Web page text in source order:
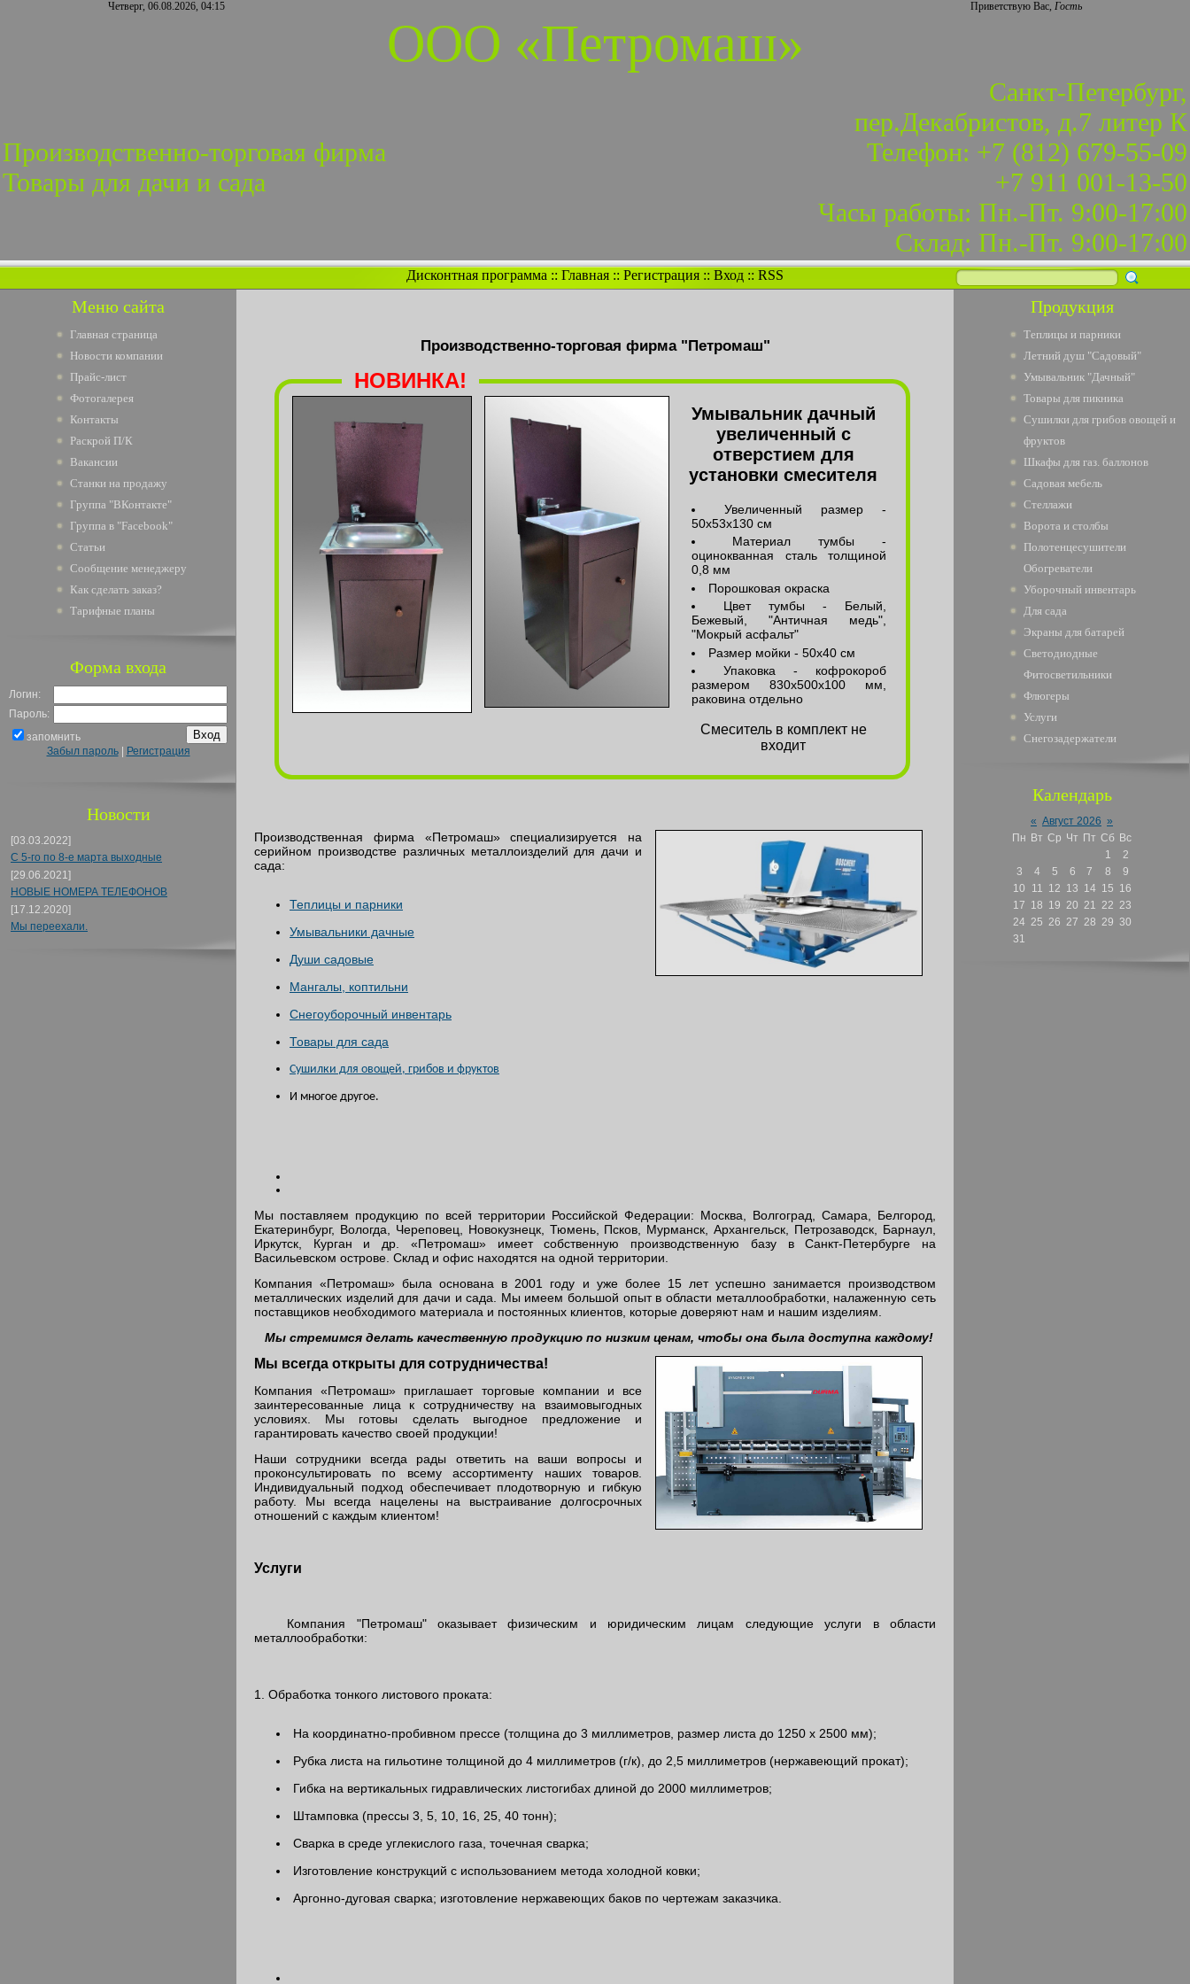
Четверг, 06.08.2026, 04:15 Приветствую Вас, Гость
ООО «Петромаш»
Производственно-торговая фирма
Товары для дачи и сада
Санкт-Петербург,
пер.Декабристов, д.7 литер К
Телефон: +7 (812) 679-55-09
+7 911 001-13-50
Часы работы: Пн.-Пт. 9:00-17:00
Склад: Пн.-Пт. 9:00-17:00
Дисконтная программа :: Главная :: Регистрация :: Вход :: RSS
Меню сайта
Главная страница
Новости компании
Прайс-лист
Фотогалерея
Контакты
Раскрой П/К
Вакансии
Станки на продажу
Группа "ВКонтакте"
Группа в "Facebook"
Статьи
Сообщение менеджеру
Как сделать заказ?
Тарифные планы
Форма входа
Логин:
Пароль:
запомнить
Забыл пароль| Регистрация
Новости
[03.03.2022]
С 5-го по 8-е марта выходные
[29.06.2021]
НОВЫЕ НОМЕРА ТЕЛЕФОНОВ
[17.12.2020]
Мы переехали.
Производственно-торговая фирма "Петромаш"
НОВИНКА!
Умывальник дачный
увеличенный с
отверстием для
установки смесителя
Увеличенный размер -
50х53х130 см
Материал тумбы -
оцинокванная сталь толщиной
0,8 мм
Порошковая окраска
Цвет тумбы - Белый,
Бежевый, "Античная медь",
"Мокрый асфальт"
Размер мойки - 50х40 см
Упаковка - кофрокороб
размером 830х500х100 мм,
раковина отдельно
Смеситель в комплект не
входит
Производственная фирма «Петромаш» специализируется на
серийном производстве различных металлоизделий для дачи и
сада:
Теплицы и парники
Умывальники дачные
Души садовые
Мангалы, коптильни
Снегоуборочный инвентарь
Товары для сада
Сушилки для овощей, грибов и фруктов
И многое другое.
Мы поставляем продукцию по всей территории Российской Федерации: Москва, Волгоград, Самара, Белгород,
Екатеринбург, Вологда, Череповец, Новокузнецк, Тюмень, Псков, Мурманск, Архангельск, Петрозаводск, Барнаул,
Иркутск, Курган и др. «Петромаш» имеет собственную производственную базу в Санкт-Петербурге на
Васильевском острове. Склад и офис находятся на одной территории.
Компания «Петромаш» была основана в 2001 году и уже более 15 лет успешно занимается производством
металлических изделий для дачи и сада. Мы имеем большой опыт в области металлообработки, налаженную сеть
поставщиков необходимого материала и постоянных клиентов, которые доверяют нам и нашим изделиям.
Мы стремимся делать качественную продукцию по низким ценам, чтобы она была доступна каждому!
Мы всегда открыты для сотрудничества!
Компания «Петромаш» приглашает торговые компании и все
заинтересованные лица к сотрудничеству на взаимовыгодных
условиях. Мы готовы сделать выгодное предложение и
гарантировать качество своей продукции!
Наши сотрудники всегда рады ответить на ваши вопросы и
проконсультировать по всему ассортименту наших товаров.
Индивидуальный подход обеспечивает плодотворную и гибкую
работу. Мы всегда нацелены на выстраивание долгосрочных
отношений с каждым клиентом!
Услуги
Компания "Петромаш" оказывает физическим и юридическим лицам следующие услуги в области
металлообработки:
1. Обработка тонкого листового проката:
На координатно-пробивном прессе (толщина до 3 миллиметров, размер листа до 1250 х 2500 мм);
Рубка листа на гильотине толщиной до 4 миллиметров (г/к), до 2,5 миллиметров (нержавеющий прокат);
Гибка на вертикальных гидравлических листогибах длиной до 2000 миллиметров;
Штамповка (прессы 3, 5, 10, 16, 25, 40 тонн);
Сварка в среде углекислого газа, точечная сварка;
Изготовление конструкций с использованием метода холодной ковки;
Аргонно-дуговая сварка; изготовление нержавеющих баков по чертежам заказчика.
Продукция
Теплицы и парники
Летний душ "Садовый"
Умывальник "Дачный"
Товары для пикника
Сушилки для грибов овощей и
фруктов
Шкафы для газ. баллонов
Садовая мебель
Стеллажи
Ворота и столбы
Полотенцесушители
Обогреватели
Уборочный инвентарь
Для сада
Экраны для батарей
Светодиодные
Фитосветильники
Флюгеры
Услуги
Снегозадержатели
Календарь
« Август 2026 »
Пн Вт Ср Чт Пт Сб Вс
1
2
3
4 5 6 7 8
9
10
11 12 13 14 15 16
17 18 19 20 21 22 23
24 25 26 27 28 29 30
31